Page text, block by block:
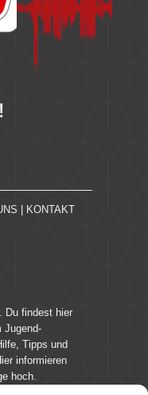
KONTAKT
Du findest hier
Jugend-
Tipps und
informieren
hoch.